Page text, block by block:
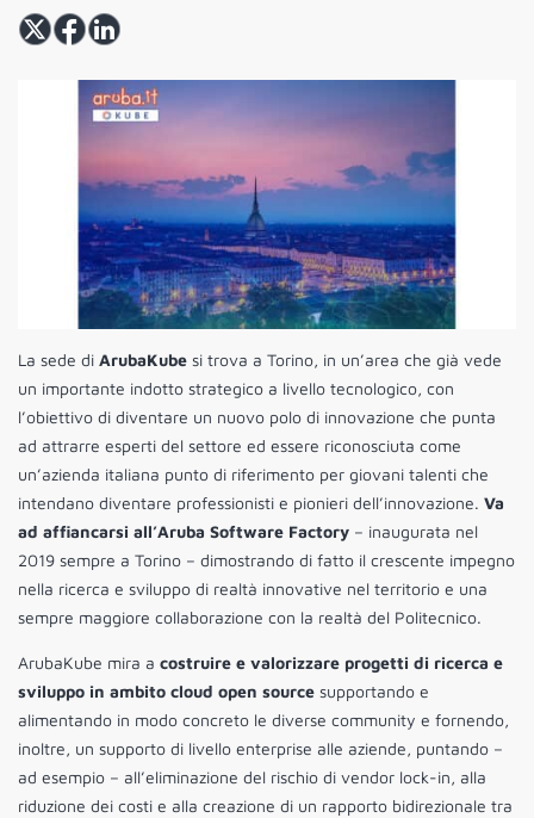
La sede di ArubaKube si trova a Torino, in un’area che già vede
un importante indotto strategico a livello tecnologico, con
l’obiettivo di diventare un nuovo polo di innovazione che punta
ad attrarre esperti del settore ed essere riconosciuta come
un’azienda italiana punto di riferimento per giovani talenti che
intendano diventare professionisti e pionieri dell’innovazione. Va
ad affiancarsi all’Aruba Software Factory – inaugurata nel
2019 sempre a Torino – dimostrando di fatto il crescente impegno
nella ricerca e sviluppo di realtà innovative nel territorio e una
sempre maggiore collaborazione con la realtà del Politecnico.
ArubaKube mira a costruire e valorizzare progetti di ricerca e
sviluppo in ambito cloud open source supportando e
alimentando in modo concreto le diverse community e fornendo,
inoltre, un supporto di livello enterprise alle aziende, puntando –
ad esempio – all’eliminazione del rischio di vendor lock-in, alla
riduzione dei costi e alla creazione di un rapporto bidirezionale tra